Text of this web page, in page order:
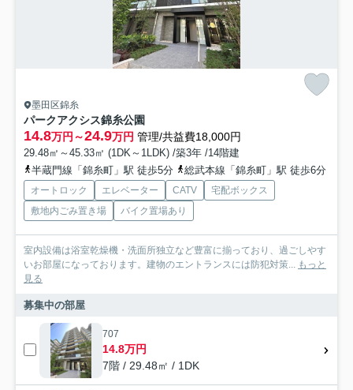
墨田区錦糸
パークアクシス錦糸公園
14.8万円～24.9万円 管理/共益費18,000円
29.48㎡～45.33㎡ (1DK～1LDK) /築3年 /14階建
半蔵門線「錦糸町」駅 徒歩5分
総武本線「錦糸町」駅 徒歩6分
オートロック エレベーター CATV
宅配ボックス
敷地内ごみ置き場
バイク置場あり
室内設備は浴室乾燥機・洗面所独立など豊富に揃っており、過ごしやす
いお部屋になっております。建物のエントランスには防犯対策... もっと
見る
募集中の部屋
707
14.8万円
7階 / 29.48㎡ / 1DK